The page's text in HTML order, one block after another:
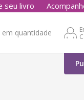
seu livro
em quantidade